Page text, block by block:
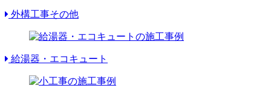
外構工事その他
給湯器・エコキュート